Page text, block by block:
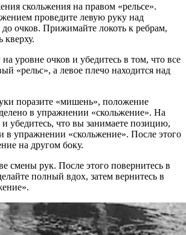
скольжения на правом «рельсе».
проведите левую руку над
до очков. Прижимайте локоть к ребрам,
кверху.
уровне очков и убедитесь в том, что все
«рельс», а левое плечо находится над
поразите «мишень», положение
в упражнении «скольжение». На
убедитесь, что вы занимаете позицию,
в упражнении «скольжение». После этого
на другом боку.
смены рук. После этого повернитесь в
полный вдох, затем вернитесь в